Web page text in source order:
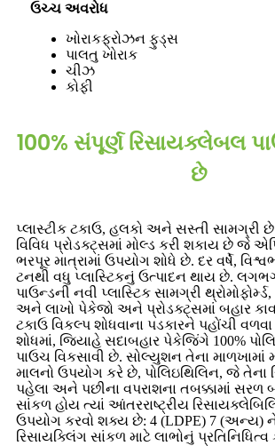
ઉચ્ચ અવરોધ
ખોરાકફ્રોઝન ફુડ્સ
પાલતુ ખોરાક
ચીઝ
કોફી
100% સંપૂર્ણ રિસાયક્લેબલ
છે
પ્લાસ્ટીક ટકાઉ, હલકો અને સસ્તી સામગ્રી
વિવિધ પ્રોડક્ટ્સમાં મોલ્ડ કરી શકાય છે જે
ભરપૂર માત્રામાં ઉપયોગ શોધે છે. દર વર્ષે,
ટનથી વધુ પ્લાસ્ટિકનું ઉત્પાદન થાય છે.
પાઉન્ડની નવી પ્લાસ્ટિક સામગ્રી
અને લાખો પેકેજો અને પ્રોડક્ટ્સમાં બહાર
ટકાઉ વિકલ્પ શોધવાના પડકારને પહોંચી
શોધમાં, જિયાહે સદાબહાર પેકેજિંગે 100%
પાઉચ વિકસાવી છે. સોલ્યુશન તેના માળખામાં
માલનો ઉપયોગ કરે છે, પોલિઇથિલિન, જે તેના
પહેલા અને પછીના વપરાશના તબક્કામાં
સાંકળ હોય ત્યાં આંતરરાષ્ટ્રીય
ઉપયોગ કરવો શક્ય છે: 4 (LDPE) 7 (અન્ય)
રિસાયક્લિંગ સાંકળ માટે લાભોનું પ્રતિનિધિત્વ